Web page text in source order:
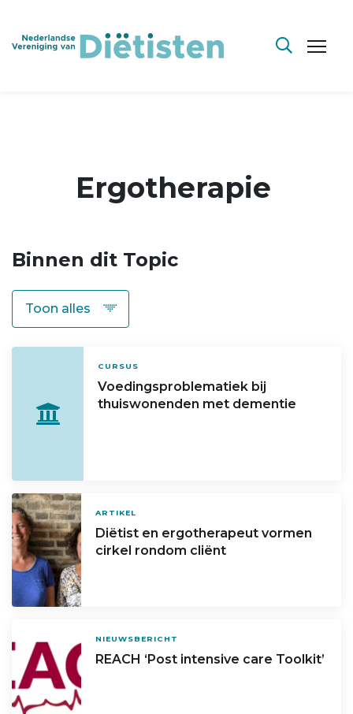
Ergotherapie
Binnen dit Topic
CURSUS
Voedingsproblematiek bij
thuiswonenden met dementie
ARTIKEL
Diëtist en ergotherapeut vormen
cirkel rondom cliënt
NIEUWSBERICHT
REACH ‘Post intensive care Toolkit’